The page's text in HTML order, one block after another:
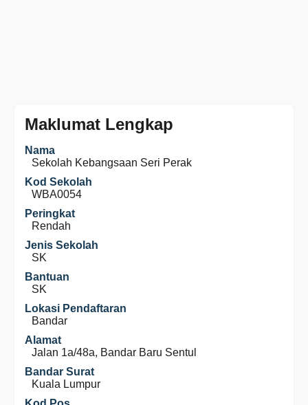
Maklumat Lengkap
Nama
Sekolah Kebangsaan Seri Perak
Kod Sekolah
WBA0054
Peringkat
Rendah
Jenis Sekolah
SK
Bantuan
SK
Lokasi Pendaftaran
Bandar
Alamat
Jalan 1a/48a, Bandar Baru Sentul
Bandar Surat
Kuala Lumpur